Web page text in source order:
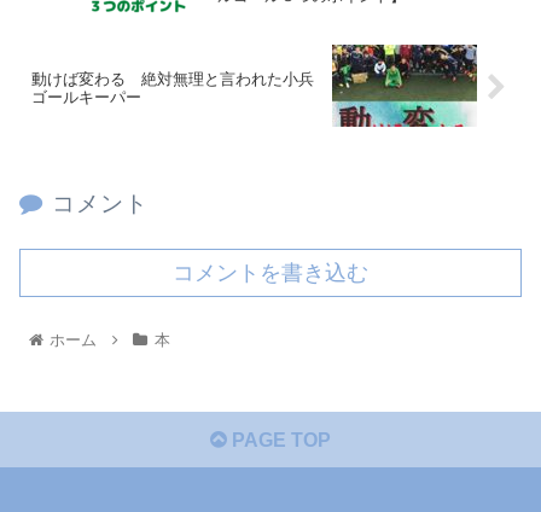
動けば変わる 絶対無理と言われた小兵
ゴールキーパー
コメント
コメントを書き込む
ホーム 本
PAGE TOP